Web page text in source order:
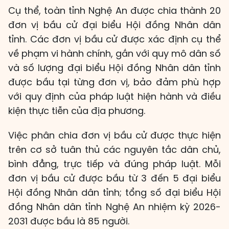
Cụ thể, toàn tỉnh Nghệ An được chia thành 20
đơn vị bầu cử đại biểu Hội đồng Nhân dân
tỉnh. Các đơn vị bầu cử được xác định cụ thể
về phạm vi hành chính, gắn với quy mô dân số
và số lượng đại biểu Hội đồng Nhân dân tỉnh
được bầu tại từng đơn vị, bảo đảm phù hợp
với quy định của pháp luật hiện hành và điều
kiện thực tiễn của địa phương.
Việc phân chia đơn vị bầu cử được thực hiện
trên cơ sở tuân thủ các nguyên tắc dân chủ,
bình đẳng, trực tiếp và đúng pháp luật. Mỗi
đơn vị bầu cử được bầu từ 3 đến 5 đại biểu
Hội đồng Nhân dân tỉnh; tổng số đại biểu Hội
đồng Nhân dân tỉnh Nghệ An nhiệm kỳ 2026-
2031 được bầu là 85 người.